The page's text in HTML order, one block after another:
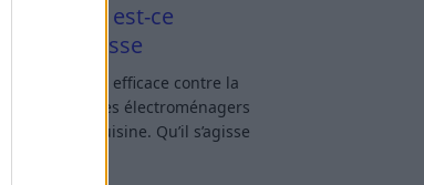
et four est-ce
la graisse
et four : est-ce efficace contre la
fait partie des électroménagers
dans une cuisine. Qu’il s’agisse